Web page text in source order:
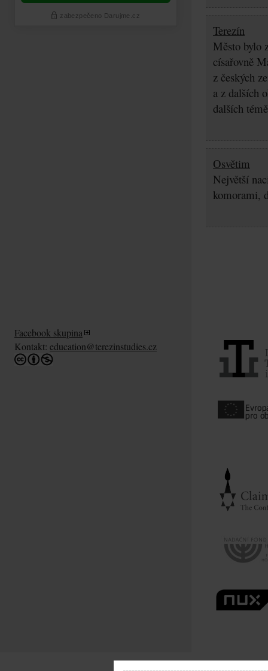
Terezín
Město bylo
císařovně
z českých
a z dalších
dalších
Osvětim
Největší
komorami,
Facebook skupina
Kontakt: education@terezinstudies.cz